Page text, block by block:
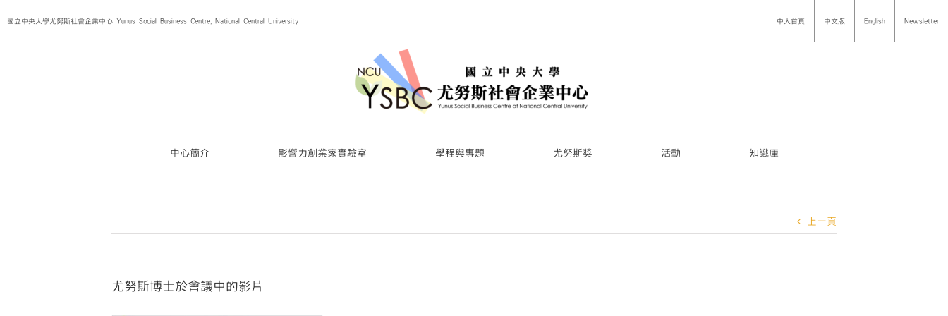
to國立中央大學尤努斯社會企業中心 Yunus Social Business Centre, National Central University 中大首頁 中文版 English Newsletter
中心簡介 影響力創業家實驗室 學程與專題 尤努斯獎 活動 知識庫
上一頁
尤努斯博士於會議中的影片